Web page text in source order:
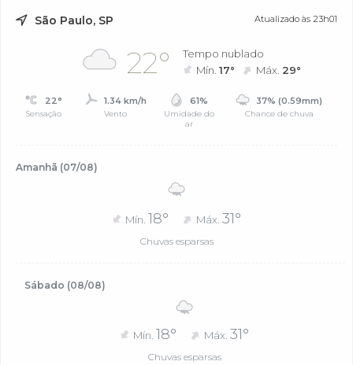
São Paulo, SP Atualizado às 23h01
22°
Tempo nublado
Mín.17° Máx. 29°
22°
Sensação
1.34 km/h
Vento
61%
Umidade do
ar
37% (0.59mm)
Chance de chuva
Amanhã (07/08)
Mín. 18° Máx. 31°
Chuvas esparsas
Sábado (08/08)
Mín. 18° Máx.31°
Chuvas esparsas